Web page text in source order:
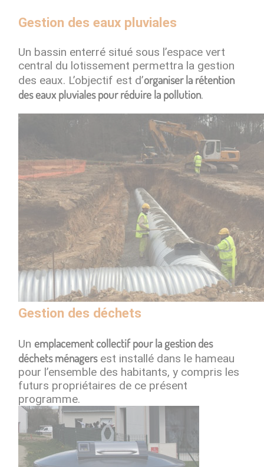
Gestion des eaux pluviales
Un bassin enterré situé sous l’espace vert
central du lotissement permettra la gestion
des eaux. L’objectif est d’organiser la rétention
des eaux pluviales pour réduire la pollution.
Gestion des déchets
Un emplacement collectif pour la gestion des
déchets ménagersest installé dans le hameau
pour l’ensemble des habitants, y compris les
futurs propriétaires de ce présent
programme.